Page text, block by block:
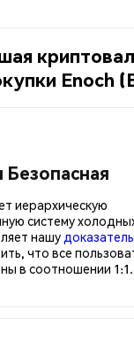
Enoch
иерархическую
систему
нашу
что все
в соотношении 1:1.